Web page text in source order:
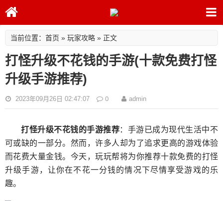
当前位置： 首页 » 玩家攻略 » 正文
打怪升级不花钱的手游(十款免费打怪
升级手游推荐)
2023年09月26日 02:47:07 0 admin
打怪升级不花钱的手游推荐：手游已成为现代生活中不
可或缺的一部分。然而，许多人却为了追求更高的游戏体验
而花费大量金钱。今天，玩玩帮将为你推荐十款免费的打怪
升级手游，让你在不花一分钱的情况下尽情享受游戏的乐
趣。